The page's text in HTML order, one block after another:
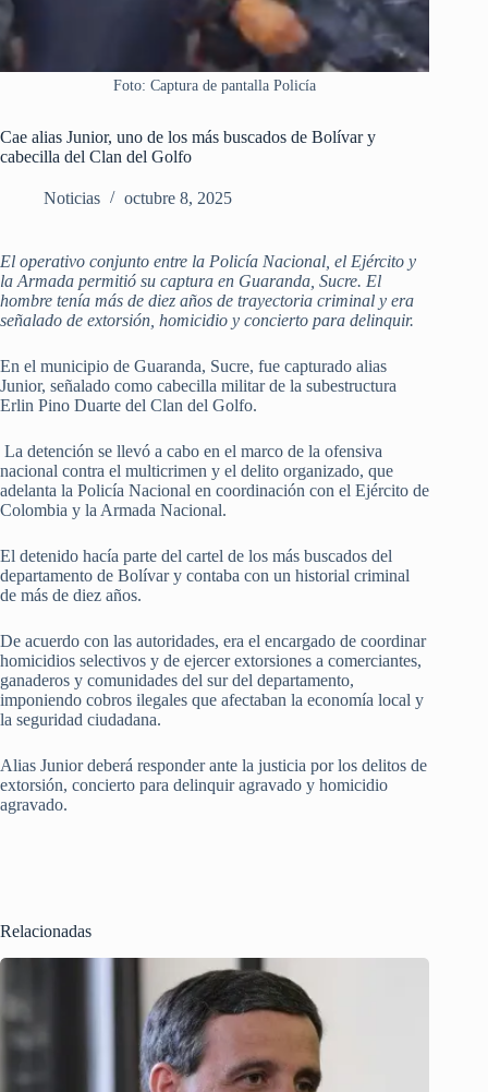
Foto: Captura de pantalla Policía
Cae alias Junior, uno de los más buscados de Bolívar y
cabecilla del Clan del Golfo
Noticias octubre 8, 2025
El operativo conjunto entre la Policía Nacional, el Ejército y
la Armada permitió su captura en Guaranda, Sucre. El
hombre tenía más de diez años de trayectoria criminal y era
señalado de extorsión, homicidio y concierto para delinquir.
En el municipio de Guaranda, Sucre, fue capturado alias
Junior, señalado como cabecilla militar de la subestructura
Erlin Pino Duarte del Clan del Golfo.
La detención se llevó a cabo en el marco de la ofensiva
nacional contra el multicrimen y el delito organizado, que
adelanta la Policía Nacional en coordinación con el Ejército de
Colombia y la Armada Nacional.
El detenido hacía parte del cartel de los más buscados del
departamento de Bolívar y contaba con un historial criminal
de más de diez años.
De acuerdo con las autoridades, era el encargado de coordinar
homicidios selectivos y de ejercer extorsiones a comerciantes,
ganaderos y comunidades del sur del departamento,
imponiendo cobros ilegales que afectaban la economía local y
la seguridad ciudadana.
Alias Junior deberá responder ante la justicia por los delitos de
extorsión, concierto para delinquir agravado y homicidio
agravado.
Relacionadas